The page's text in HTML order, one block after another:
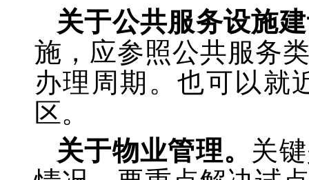
关于公共服务设施
施，应参照公共服务
办理周期。也可以就
区。
关于物业管理。 关